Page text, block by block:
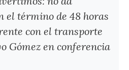
el término de 48 horas
con el transporte
Gómez en conferencia